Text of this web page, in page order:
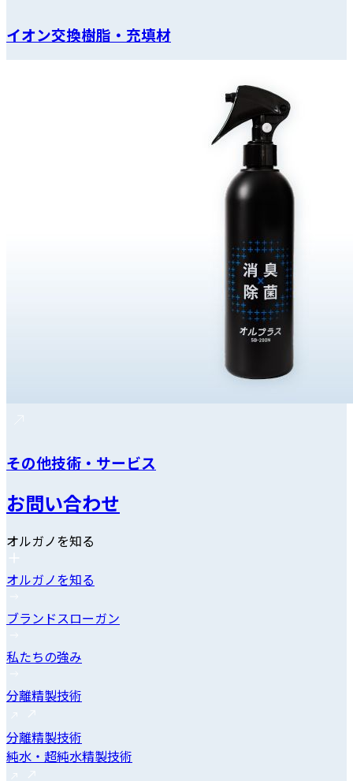
イオン交換樹脂・充填材
その他技術・サービス
お問い合わせ
オルガノを知る
オルガノを知る
ブランドスローガン
私たちの強み
分離精製技術
分離精製技術
純水・超純水精製技術